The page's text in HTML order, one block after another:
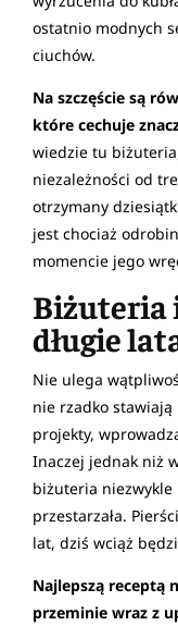
ostatnio modnych
ciuchów.
Na szczęście są
które cechuje
wiedzie tu
niezależności od
otrzymany
jest chociaż
momencie jego
Biżuteria
długie
Nie ulega
nie rzadko
projekty,
Inaczej jednak niż
biżuteria niezwykle
przestarzała.
lat, dziś wciąż
Najlepszą receptą
przeminie wraz z